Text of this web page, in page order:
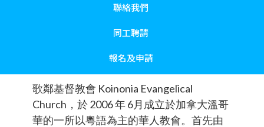
聯絡我們
同工聘請
報名及申請
歌鄰基督教會 Koinonia Evangelical
Church，於 2006 年 6月成立於加拿大溫哥
華的一所以粵語為主的華人教會。首先由